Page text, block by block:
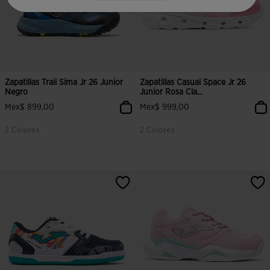
Zapatillas Trail Sima Jr 26 Junior
Negro
Mex$ 899,00
2 Colores
4.6 sobre 5 de valoración de clientes
Zapatillas Casual Space Jr 26
Junior Rosa Cla...
Mex$ 999,00
2 Colores
5 sobre 5 de valoración de clientes